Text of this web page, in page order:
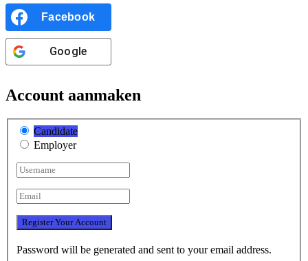
Facebook
Google
Account aanmaken
Candidate
Employer
Password will be generated and sent to your email address.